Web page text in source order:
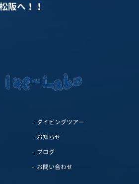
へ！！
ダイビングツアー
お知らせ
ブログ
お問い合わせ